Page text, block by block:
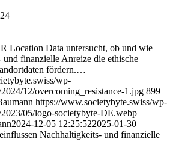
Location Data untersucht, ob und wie
finanzielle Anreize die ethische
fördern.…
wp-
12/overcoming_resistance-1.jpg 899
https://www.societybyte.swiss/wp-
05/logo-societybyte-DE.webp
2024-12-05 12:25:522025-01-30
Nachhaltigkeits- und finanzielle